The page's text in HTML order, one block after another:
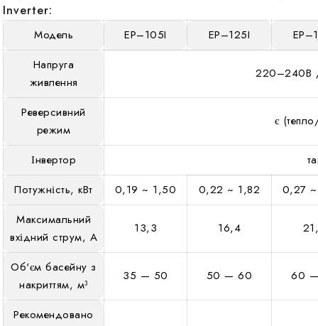
Inverter:
Модель EP–105I EP–125I
Напруга
живлення
220–240В
Реверсивний
режим
є
Інвертор
Потужність, кВт
0,19 ~ 1,50 0,22 ~ 1,82
0,27
Максимальний
вхідний струм, А
13,3 16,4
Об'єм басейну з
накриттям, м³
35 — 50 50 — 60 60
Рекомендовано